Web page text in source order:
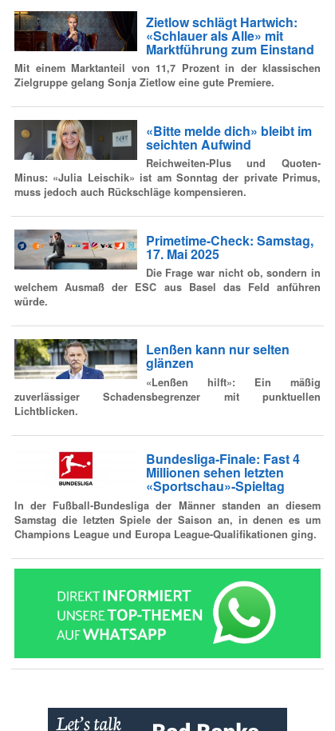
Zietlow schlägt Hartwich:
«Schlauer als Alle» mit
Marktführung zum Einstand
Mit einem Marktanteil von 11,7 Prozent in der klassischen
Zielgruppe gelang Sonja Zietlow eine gute Premiere.
«Bitte melde dich» bleibt im
seichten Aufwind
Reichweiten-Plus und Quoten-
Minus: «Julia Leischik» ist am Sonntag der private Primus,
muss jedoch auch Rückschläge kompensieren.
Primetime-Check: Samstag,
17. Mai 2025
Die Frage war nicht ob, sondern in
welchem Ausmaß der ESC aus Basel das Feld anführen
würde.
Lenßen kann nur selten
glänzen
«Lenßen hilft»: Ein mäßig
zuverlässiger Schadensbegrenzer mit punktuellen
Lichtblicken.
Bundesliga-Finale: Fast 4
Millionen sehen letzten
«Sportschau»-Spieltag
In der Fußball-Bundesliga der Männer standen an diesem
Samstag die letzten Spiele der Saison an, in denen es um
Champions League und Europa League-Qualifikationen ging.